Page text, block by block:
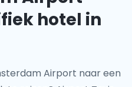
hotel in
Airport naar een